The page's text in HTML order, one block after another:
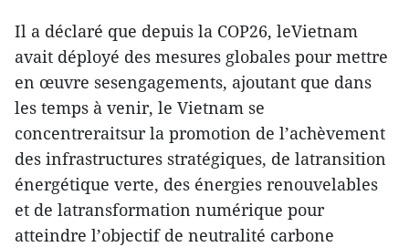
Il a déclaré que depuis la COP26, leVietnam
avait déployé des mesures globales pour mettre
en œuvre sesengagements, ajoutant que dans
les temps à venir, le Vietnam se
concentreraitsur la promotion de l’achèvement
des infrastructures stratégiques, de latransition
énergétique verte, des énergies renouvelables
et de latransformation numérique pour
atteindre l’objectif de neutralité carbone